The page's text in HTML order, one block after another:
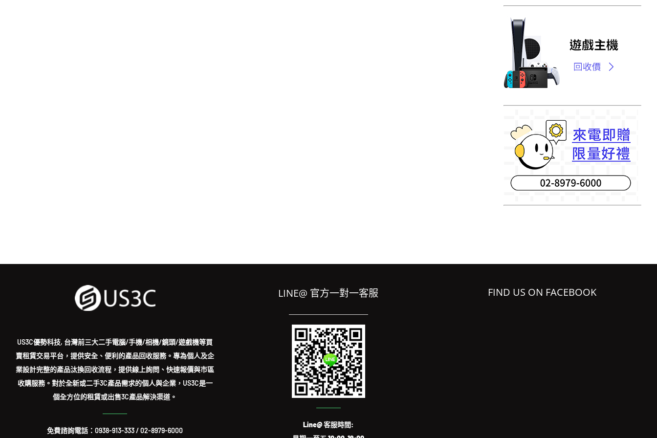
US3C優勢科技, 台灣前三大二手電腦/手機/相機/鏡頭/遊戲機等買
賣租賃交易平台，提供安全、便利的產品回收服務。專為個人及企
業設計完整的產品汰換回收流程，提供線上詢問、快速報價與市區
收購服務。對於全新或二手3C產品需求的個人與企業，US3C是一
個全方位的租賃或出售3C產品解決渠道。
免費諮詢電話：0938-913-333/02-8979-6000
LINE@ 官方一對一客服
Line@ 客服時間:
FIND US ON FACEBOOK